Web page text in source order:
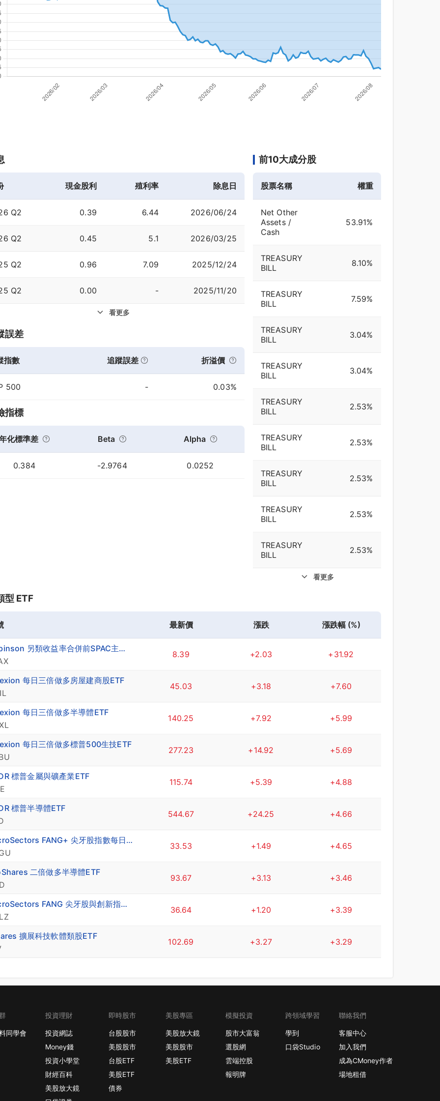
前10大成分股
股票名稱 權重
Net Other
Assets /
Cash
53.91%
TREASURY
BILL
8.10%
TREASURY
BILL
7.59%
TREASURY
BILL
3.04%
TREASURY
BILL
3.04%
TREASURY
BILL
2.53%
TREASURY
BILL
2.53%
TREASURY
BILL
2.53%
TREASURY
BILL
2.53%
TREASURY
BILL
2.53%
看更多
現金股利 殖利率 除息日
Q2 0.39 6.44 2026/06/24
Q2 0.45 5.1 2026/03/25
Q2 0.96 7.09 2025/12/24
Q2 0.00 - 2025/11/20
看更多
誤差
指數 追蹤誤差 折溢價
500 - 0.03%
指標
化標準差 Beta Alpha
0.384 -2.9764 0.0252
型 ETF
最新價 漲跌 漲跌幅 (%)
Robinson 另類收益率合併前SPAC主動型ETF
8.39 +2.03 +31.92
每日三倍做多房屋建商股ETF
45.03 +3.18 +7.60
每日三倍做多半導體ETF
140.25 +7.92 +5.99
每日三倍做多標普500生技ETF
277.23 +14.92 +5.69
標普金屬與礦產業ETF
115.74 +5.39 +4.88
標普半導體ETF
544.67 +24.25 +4.66
MicroSectors FANG+ 尖牙股指數每日三倍做多ETN
33.53 +1.49 +4.65
二倍做多半導體ETF
93.67 +3.13 +3.46
MicroSectors FANG 尖牙股與創新指數每日三倍做多ETN
36.64 +1.20 +3.39
擴展科技軟體類股ETF
102.69 +3.27 +3.29
同學會
投資理財
投資網誌
Money錢
投資小學堂
財經百科
美股放大鏡
即時股市
台股股市
美股股市
台股ETF
美股ETF
債券
美股專區
美股放大鏡
美股股市
美股ETF
模擬投資
股市大富翁
選股網
雲端控股
報明牌
跨領域學習
學到
口袋Studio
聯絡我們
客服中心
加入我們
成為CMoney作者
場地租借